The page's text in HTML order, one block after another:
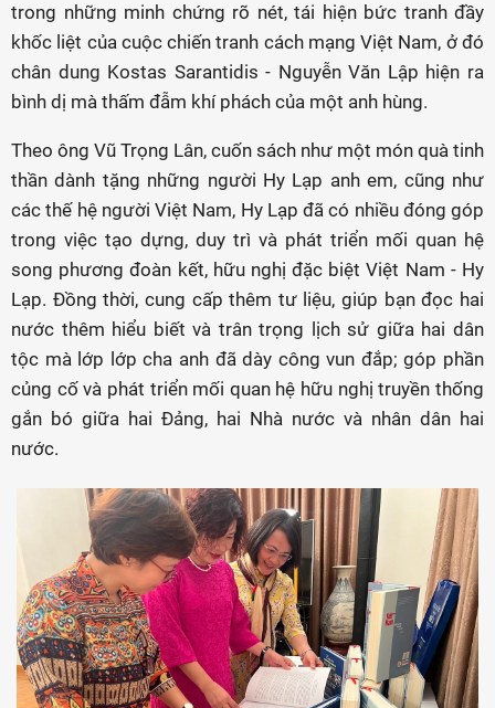
trong những minh chứng rõ nét, tái hiện bức tranh đầy
khốc liệt của cuộc chiến tranh cách mạng Việt Nam, ở đó
chân dung Kostas Sarantidis - Nguyễn Văn Lập hiện ra
bình dị mà thấm đẫm khí phách của một anh hùng.
Theo ông Vũ Trọng Lân, cuốn sách như một món quà tinh
thần dành tặng những người Hy Lạp anh em, cũng như
các thế hệ người Việt Nam, Hy Lạp đã có nhiều đóng góp
trong việc tạo dựng, duy trì và phát triển mối quan hệ
song phương đoàn kết, hữu nghị đặc biệt Việt Nam - Hy
Lạp. Đồng thời, cung cấp thêm tư liệu, giúp bạn đọc hai
nước thêm hiểu biết và trân trọng lịch sử giữa hai dân
tộc mà lớp lớp cha anh đã dày công vun đắp; góp phần
củng cố và phát triển mối quan hệ hữu nghị truyền thống
gắn bó giữa hai Đảng, hai Nhà nước và nhân dân hai
nước.